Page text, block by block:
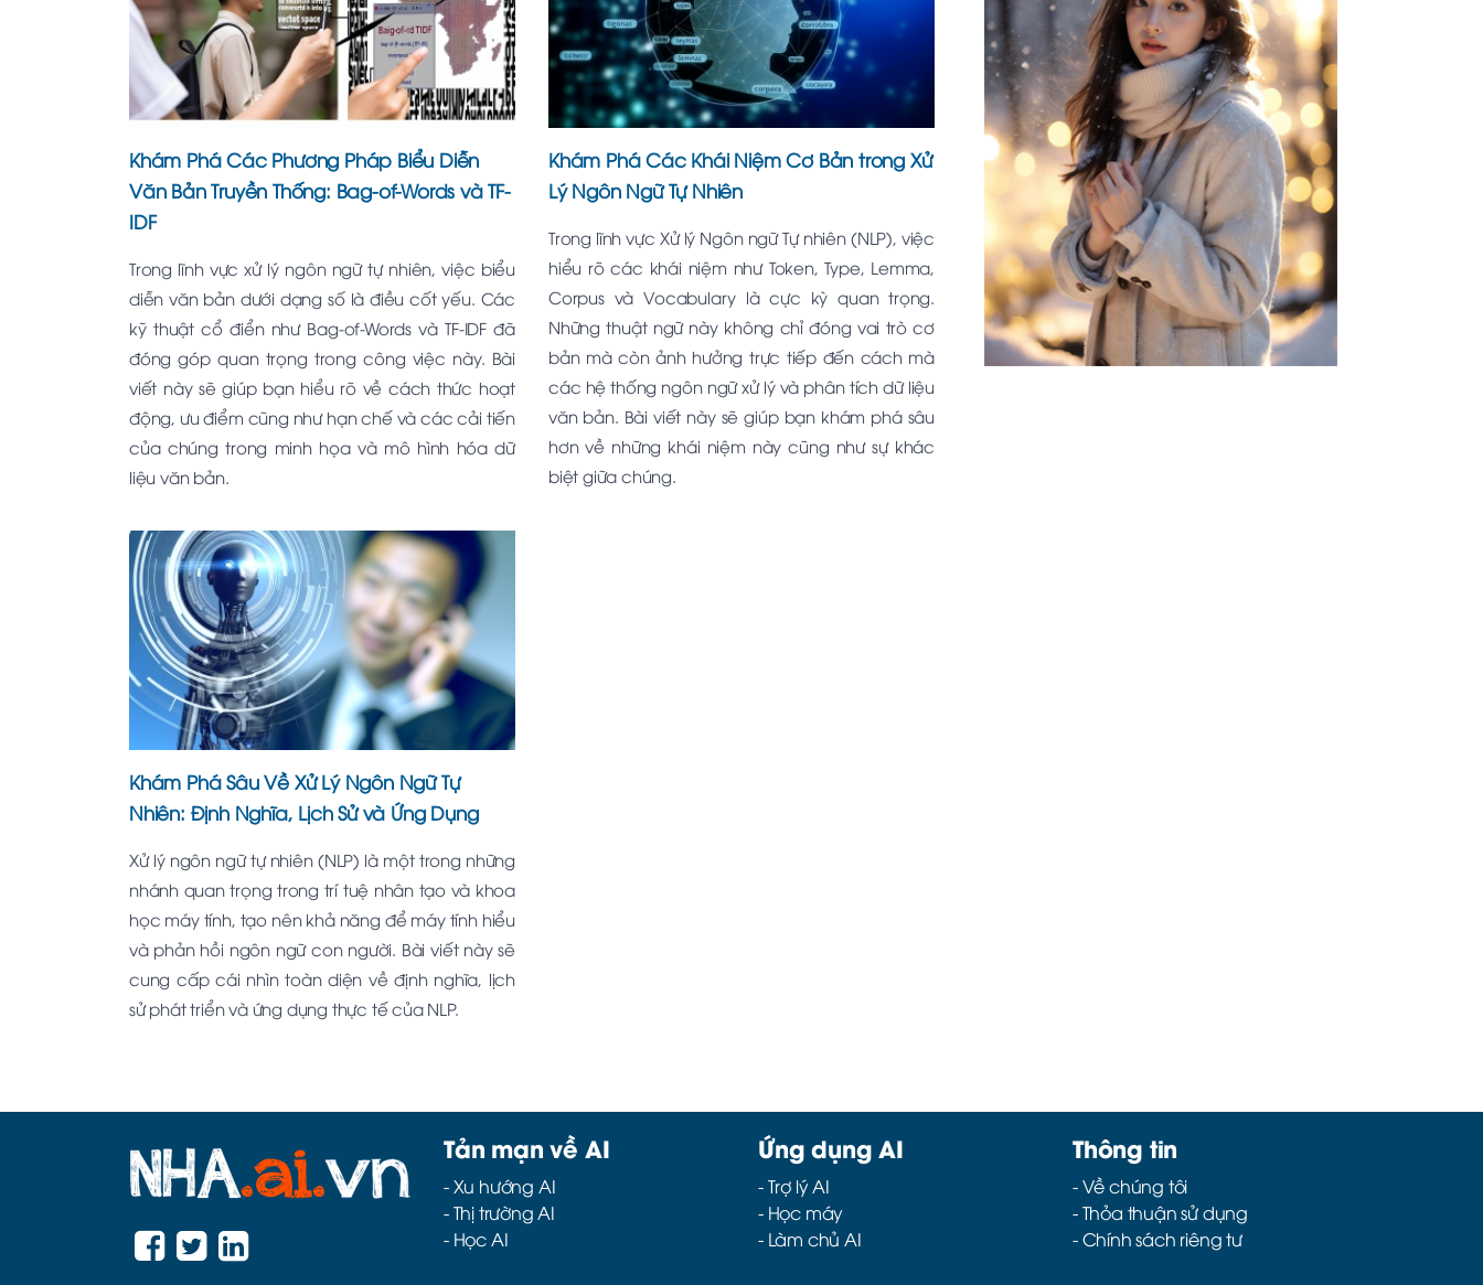
Khám Phá Các Phương Pháp Biểu Diễn
Văn Bản Truyền Thống: Bag-of-Words và TF-
IDF
Trong lĩnh vực xử lý ngôn ngữ tự nhiên, việc biểu
diễn văn bản dưới dạng số là điều cốt yếu. Các
kỹ thuật cổ điển như Bag-of-Words và TF-IDF đã
đóng góp quan trọng trong công việc này. Bài
viết này sẽ giúp bạn hiểu rõ về cách thức hoạt
động, ưu điểm cũng như hạn chế và các cải tiến
của chúng trong minh họa và mô hình hóa dữ
liệu văn bản.
Khám Phá Các Khái Niệm Cơ Bản trong Xử
Lý Ngôn Ngữ Tự Nhiên
Trong lĩnh vực Xử lý Ngôn ngữ Tự nhiên (NLP), việc
hiểu rõ các khái niệm như Token, Type, Lemma,
Corpus và Vocabulary là cực kỳ quan trọng.
Những thuật ngữ này không chỉ đóng vai trò cơ
bản mà còn ảnh hưởng trực tiếp đến cách mà
các hệ thống ngôn ngữ xử lý và phân tích dữ liệu
văn bản. Bài viết này sẽ giúp bạn khám phá sâu
hơn về những khái niệm này cũng như sự khác
biệt giữa chúng.
Khám Phá Sâu Về Xử Lý Ngôn Ngữ Tự
Nhiên: Định Nghĩa, Lịch Sử và Ứng Dụng
Xử lý ngôn ngữ tự nhiên (NLP) là một trong những
nhánh quan trọng trong trí tuệ nhân tạo và khoa
học máy tính, tạo nên khả năng để máy tính hiểu
và phản hồi ngôn ngữ con người. Bài viết này sẽ
cung cấp cái nhìn toàn diện về định nghĩa, lịch
sử phát triển và ứng dụng thực tế của NLP.
Tản mạn về AI
-Xu hướng AI
-Thị trường AI
- Học AI
Ứng dụng AI
-Trợ lý AI
- Học máy
- Làm chủ AI
Thông tin
- Về chúng tôi
- Thỏa thuận sử dụng
- Chính sách riêng tư